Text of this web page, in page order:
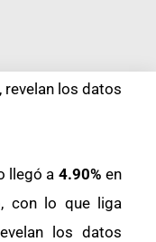
revelan los datos
llegó a 4.90% en
con lo que liga
los datos